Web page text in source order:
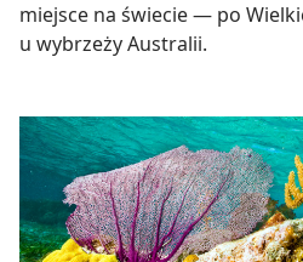
miejsce na świecie — po
u wybrzeży Australii.